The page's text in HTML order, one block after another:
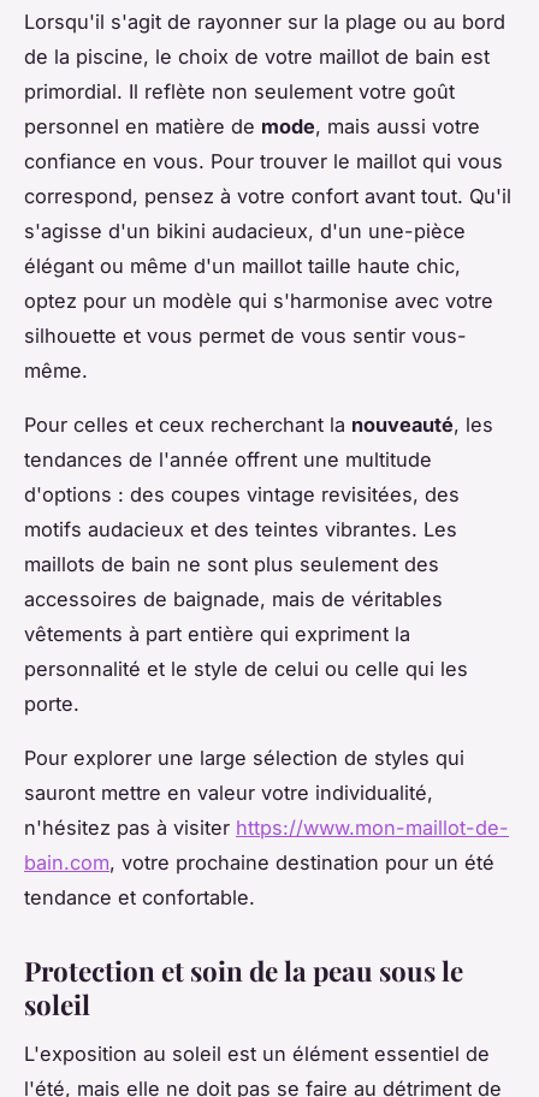
Lorsqu'il s'agit de rayonner sur la plage ou au bord
de la piscine, le choix de votre maillot de bain est
primordial. Il reflète non seulement votre goût
personnel en matière de mode, mais aussi votre
confiance en vous. Pour trouver le maillot qui vous
correspond, pensez à votre confort avant tout. Qu'il
s'agisse d'un bikini audacieux, d'un une-pièce
élégant ou même d'un maillot taille haute chic,
optez pour un modèle qui s'harmonise avec votre
silhouette et vous permet de vous sentir vous-
même.
Pour celles et ceux recherchant la nouveauté, les
tendances de l'année offrent une multitude
d'options : des coupes vintage revisitées, des
motifs audacieux et des teintes vibrantes. Les
maillots de bain ne sont plus seulement des
accessoires de baignade, mais de véritables
vêtements à part entière qui expriment la
personnalité et le style de celui ou celle qui les
porte.
Pour explorer une large sélection de styles qui
sauront mettre en valeur votre individualité,
n'hésitez pas à visiter https://www.mon-maillot-de-
bain.com, votre prochaine destination pour un été
tendance et confortable.
Protection et soin de la peau sous le
soleil
L'exposition au soleil est un élément essentiel de
l'été, mais elle ne doit pas se faire au détriment de